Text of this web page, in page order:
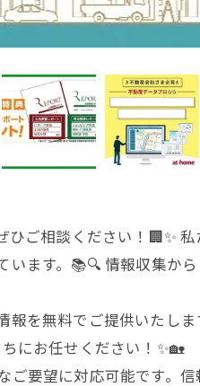
ご相談ください！🏢✨
ます。📚🔍 情報収集か
を無料でご提供いたし
にお任せください！✨🏡
要望に対応可能です。